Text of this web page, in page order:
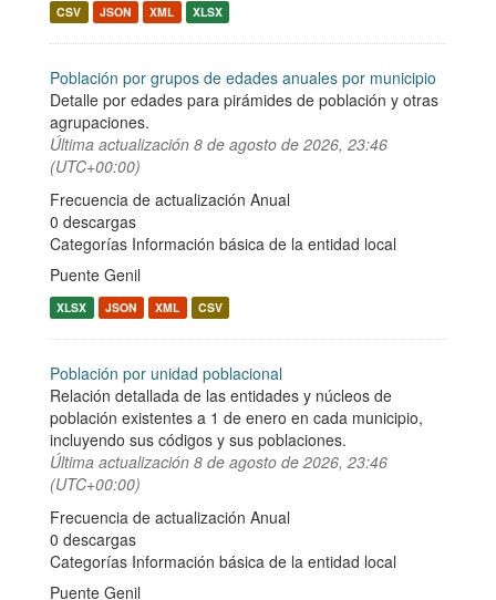
CSV JSON XML XLSX
Población por grupos de edades anuales por municipio
Detalle por edades para pirámides de población y otras
agrupaciones.
Última actualización 8 de agosto de 2026, 23:46
(UTC+00:00)
Frecuencia de actualización Anual
0 descargas
Categorías Información básica de la entidad local
Puente Genil
XLSX JSON XML CSV
Población por unidad poblacional
Relación detallada de las entidades y núcleos de
población existentes a 1 de enero en cada municipio,
incluyendo sus códigos y sus poblaciones.
Última actualización 8 de agosto de 2026, 23:46
(UTC+00:00)
Frecuencia de actualización Anual
0 descargas
Categorías Información básica de la entidad local
Puente Genil